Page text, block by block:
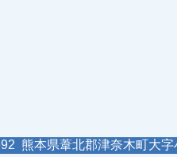
熊本県葦北郡津奈木町大